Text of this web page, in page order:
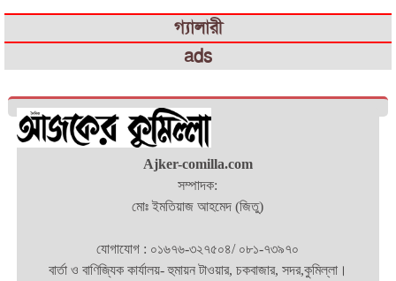
গ্যালারী
ads
Ajker-comilla.com
সম্পাদক:
মোঃ ইমতিয়াজ আহমেদ (জিতু)
যোগাযোগ : ০১৬৭৬-৩২৭৫০৪/ ০৮১-৭৩৯৭০
বার্তা ও বাণিজ্যিক কার্যালয়- হুমায়ন টাওয়ার, চকবাজার, সদর,কুমিল্লা।